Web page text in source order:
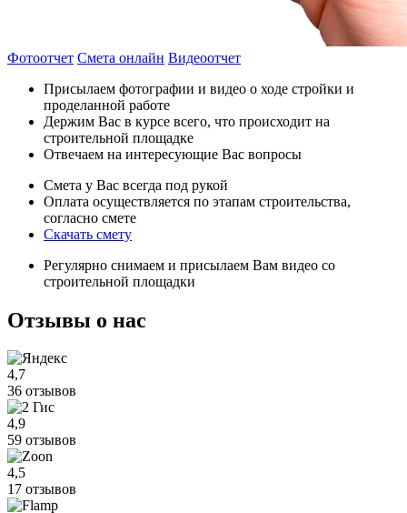
Фотоотчет Смета онлайн Видеоотчет
Присылаем фотографии и видео о ходе стройки и
проделанной работе
Держим Вас в курсе всего, что происходит на
строительной площадке
Отвечаем на интересующие Вас вопросы
Смета у Вас всегда под рукой
Оплата осуществляется по этапам строительства,
согласно смете
Скачать смету
Регулярно снимаем и присылаем Вам видео со
строительной площадки
Отзывы о нас
4,7
36 отзывов
4,9
59 отзывов
4,5
17 отзывов